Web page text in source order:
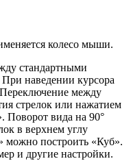
колесо мыши.
стандартными
наведении курсора
между
стрелок или нажатием
Поворот вида на 90°
в верхнем углу
можно построить «Куб».
и другие настройки.